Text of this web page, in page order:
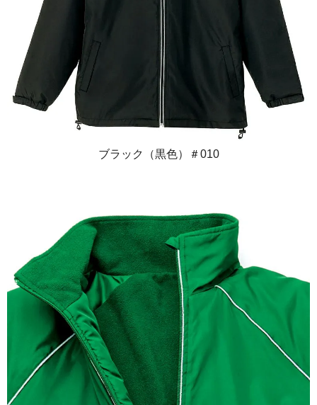
ブラック（黒色）＃010